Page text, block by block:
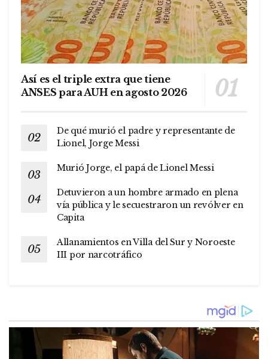
Así es el triple extra que tiene
ANSES para AUH en agosto 2026
De qué murió el padre y representante de
Lionel, Jorge Messi
Murió Jorge, el papá de Lionel Messi
Detuvieron a un hombre armado en plena
vía pública y le secuestraron un revólver en
Capita
Allanamientos en Villa del Sur y Noroeste
III por narcotráfico